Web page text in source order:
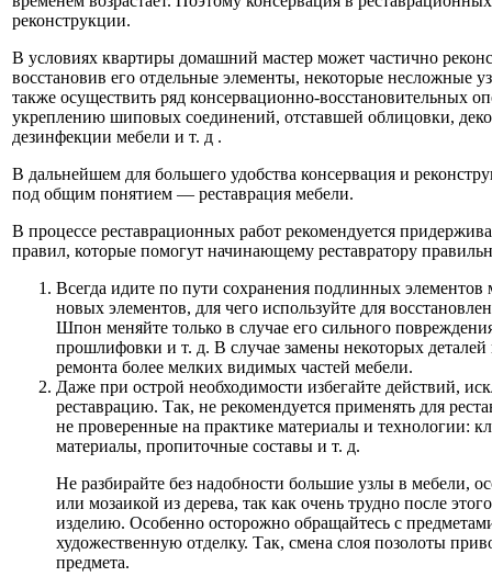
реконструкции.
В условиях квартиры домашний мастер может частично
восстановив его отдельные элементы, некоторые несложные
также осуществить ряд консервационно-восстановительных
укреплению шиповых соединений, отставшей облицовки,
дезинфекции мебели и т. д .
В дальнейшем для большего удобства консервация и
под общим понятием — реставрация мебели.
В процессе реставрационных работ рекомендуется
правил, которые помогут начинающему реставратору
Всегда идите по пути сохранения подлинных
новых элементов, для чего используйте для
Шпон меняйте только в случае его сильного
прошлифовки и т. д. В случае замены некоторых деталей
ремонта более мелких видимых частей мебели.
Даже при острой необходимости избегайте действий,
реставрацию. Так, не рекомендуется применять для
не проверенные на практике материалы и технологии:
материалы, пропиточные составы и т. д.
Не разбирайте без надобности большие узлы в мебели,
или мозаикой из дерева, так как очень трудно после
изделию. Особенно осторожно обращайтесь с
художественную отделку. Так, смена слоя позолоты
предмета.